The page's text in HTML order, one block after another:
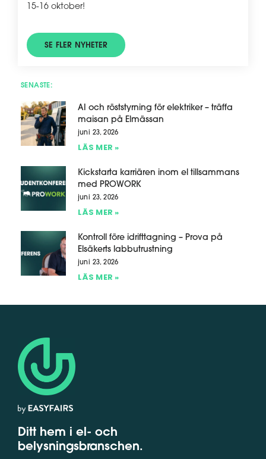
15-16 oktober!
SE FLER NYHETER
SENASTE:
AI och röststyrning för elektriker – träffa
maisan på Elmässan
juni 23, 2026
LÄS MER »
Kickstarta karriären inom el tillsammans
med PROWORK
juni 23, 2026
LÄS MER »
Kontroll före idrifttagning – Prova på
Elsäkerts labbutrustning
juni 23, 2026
LÄS MER »
Ditt hem i el- och
belysningsbranschen.